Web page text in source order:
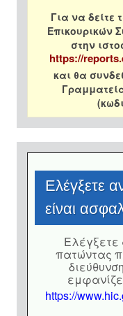
Για να δείτε
Επικουρικών
στην
https://
και θα
Eλέγξετε
είναι
πατώντας
https://